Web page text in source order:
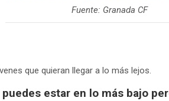
Fuente: Granada CF
que quieran llegar a lo más lejos.
puedes estar en lo más bajo